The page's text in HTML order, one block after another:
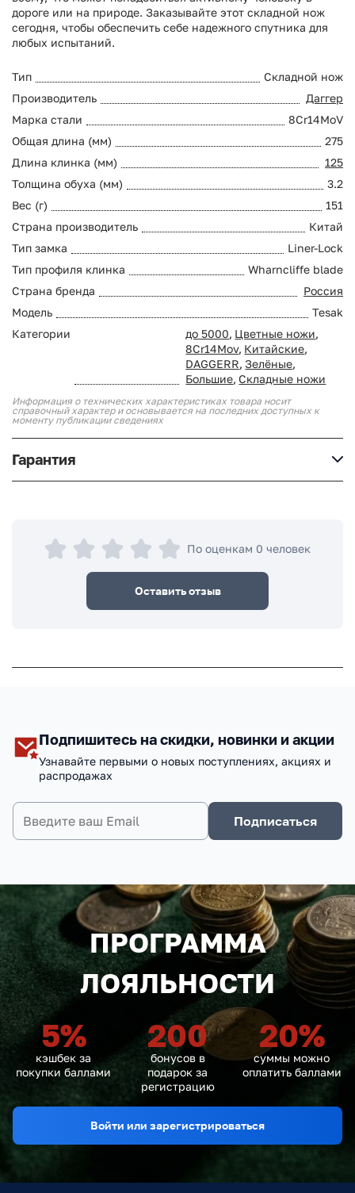
дороге или на природе. Заказывайте этот складной нож
сегодня, чтобы обеспечить себе надежного спутника для
любых испытаний.
Тип
Складной нож
Производитель
Даггер
Марка стали
8Cr14MoV
Общая длина (мм)
275
Длина клинка (мм)
125
Толщина обуха (мм)
3.2
Вес (г)
151
Страна производитель
Китай
Тип замка
Liner-Lock
Тип профиля клинка
Wharncliffe blade
Страна бренда
Россия
Модель
Tesak
Категории
до 5000, Цветные ножи,
8Cr14Mov, Китайские,
DAGGERR, Зелёные,
Большие, Складные ножи
Информация о технических характеристиках товара носит
справочный характер и основывается на последних доступных к
моменту публикации сведениях
Гарантия
По оценкам 0 человек
Оставить отзыв
Подпишитесь на скидки, новинки и акции
Узнавайте первыми о новых поступлениях, акциях и
распродажах
Подписаться
ПРОГРАММА
ЛОЯЛЬНОСТИ
5%
кэшбек за
покупки баллами
200
бонусов в
подарок за
регистрацию
20%
суммы можно
оплатить баллами
Войти или зарегистрироваться